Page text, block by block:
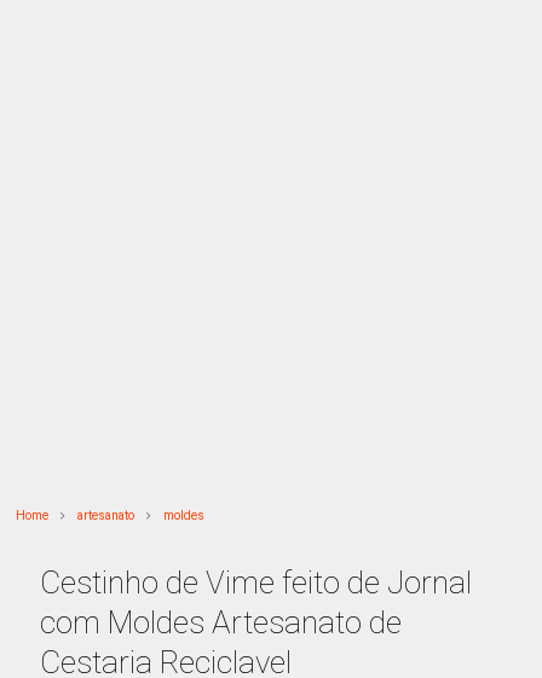
Home artesanato moldes
Cestinho de Vime feito de Jornal
com Moldes Artesanato de
Cestaria Reciclavel